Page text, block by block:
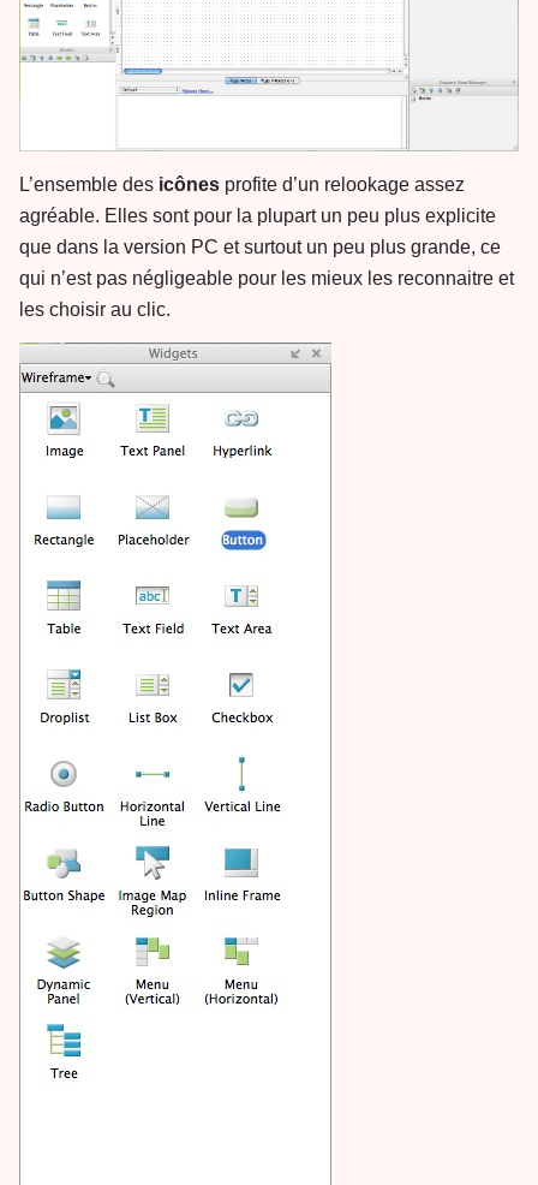
L’ensemble des icônes profite d’un relookage assez
agréable. Elles sont pour la plupart un peu plus explicite
que dans la version PC et surtout un peu plus grande, ce
qui n’est pas négligeable pour les mieux les reconnaitre et
les choisir au clic.